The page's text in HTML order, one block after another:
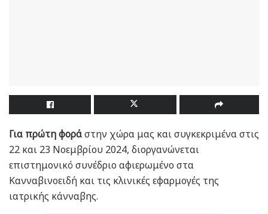
Για πρώτη φοράστην χώρα μας και συγκεκριμένα στις
22 και 23 Νοεμβρίου 2024, διοργανώνεται
επιστημονικό συνέδριο αφιερωμένο στα
Κανναβινοειδή και τις κλινικές εφαρμογές της
ιατρικής κάνναβης.